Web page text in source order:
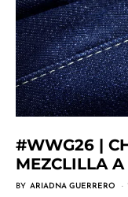
#WWG26 |
MEZCLILLA
BY ARIADNA GUERRERO